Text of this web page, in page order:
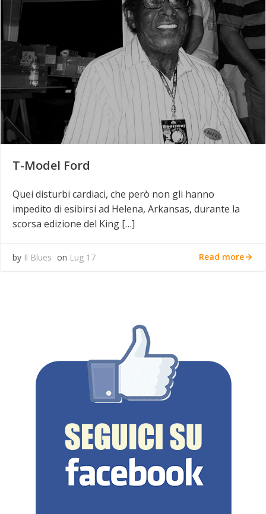
T-Model Ford
Quei disturbi cardiaci, che però non gli hanno
impedito di esibirsi ad Helena, Arkansas, durante la
scorsa edizione del King […]
by Il Blues on Lug 17 Read more